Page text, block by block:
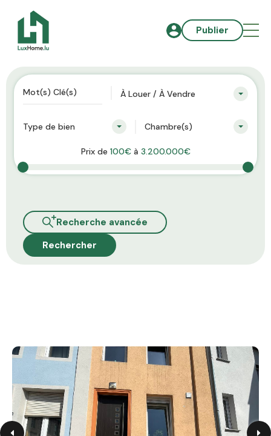
Publier
À Louer / À Vendre
Type de bien Chambre(s)
Prix de 100€à 3.200.000€
Recherche avancée
Rechercher